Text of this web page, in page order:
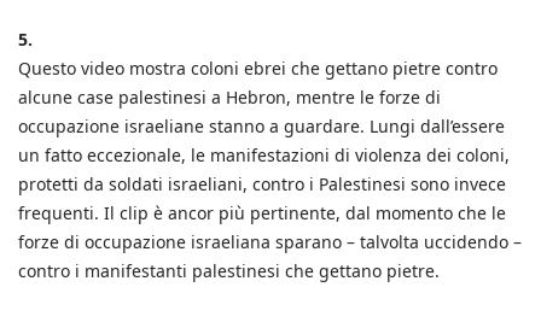
5.
Questo video mostra coloni ebrei che gettano pietre contro
alcune case palestinesi a Hebron, mentre le forze di
occupazione israeliane stanno a guardare. Lungi dall’essere
un fatto eccezionale, le manifestazioni di violenza dei coloni,
protetti da soldati israeliani, contro i Palestinesi sono invece
frequenti. Il clip è ancor più pertinente, dal momento che le
forze di occupazione israeliana sparano – talvolta uccidendo –
contro i manifestanti palestinesi che gettano pietre.